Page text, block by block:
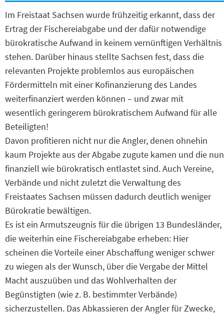
Im Freistaat Sachsen wurde frühzeitig erkannt, dass der
Ertrag der Fischereiabgabe und der dafür notwendige
bürokratische Aufwand in keinem vernünftigen Verhältnis
stehen. Darüber hinaus stellte Sachsen fest, dass die
relevanten Projekte problemlos aus europäischen
Fördermitteln mit einer Kofinanzierung des Landes
weiterfinanziert werden können – und zwar mit
wesentlich geringerem bürokratischem Aufwand für alle
Beteiligten!
Davon profitieren nicht nur die Angler, denen ohnehin
kaum Projekte aus der Abgabe zugute kamen und die nun
finanziell wie bürokratisch entlastet sind. Auch Vereine,
Verbände und nicht zuletzt die Verwaltung des
Freistaates Sachsen müssen dadurch deutlich weniger
Bürokratie bewältigen.
Es ist ein Armutszeugnis für die übrigen 13 Bundesländer,
die weiterhin eine Fischereiabgabe erheben: Hier
scheinen die Vorteile einer Abschaffung weniger schwer
zu wiegen als der Wunsch, über die Vergabe der Mittel
Macht auszuüben und das Wohlverhalten der
Begünstigten (wie z. B. bestimmter Verbände)
sicherzustellen. Das Abkassieren der Angler für Zwecke,